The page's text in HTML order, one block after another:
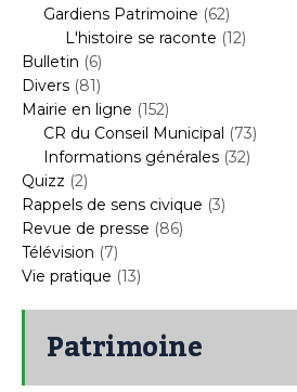
Gardiens Patrimoine (62)
L'histoire se raconte (12)
Bulletin (6)
Divers (81)
Mairie en ligne (152)
CR du Conseil Municipal (73)
Informations générales (32)
Quizz (2)
Rappels de sens civique (3)
Revue de presse (86)
Télévision (7)
Vie pratique (13)
Patrimoine